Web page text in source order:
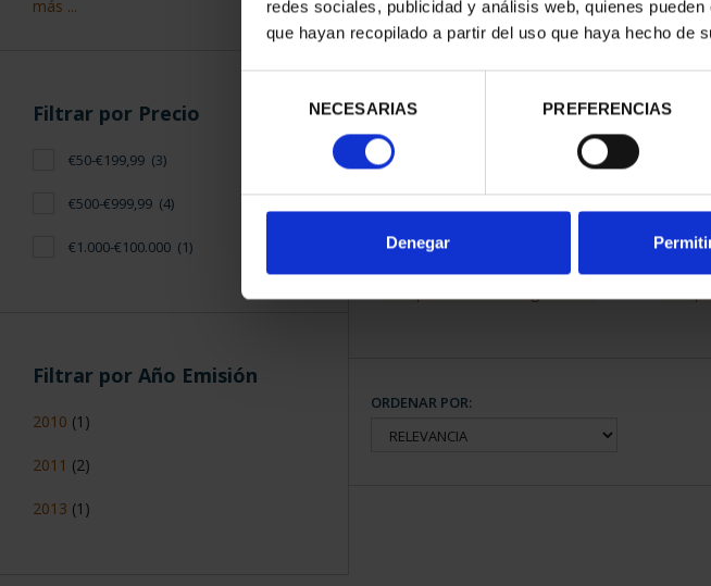
redes sociales, publicidad y análisis web, quienes
que hayan recopilado a partir del uso que haya hecho de
consentimiento
NECESARIAS PREFERENCIAS
Denegar
más ...
Filtrar por Precio
€50-€199,99 (3)
€500-€999,99 (4)
€1.000-€100.000 (1)
Filtrar por Año Emisión
2010 (1)
2011 (2)
2013 (1)
SUSCRIPCIÓN CAPITALES DE
PROVINCIA 3
949,00 €
ORDENAR POR: